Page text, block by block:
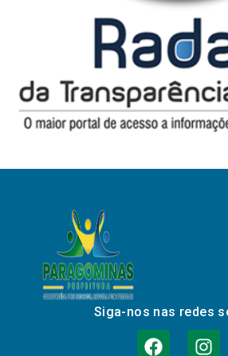
Siga-nos nas redes